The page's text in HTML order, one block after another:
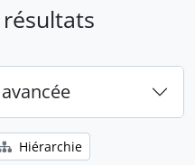
Hiérarchie